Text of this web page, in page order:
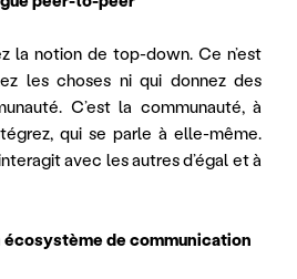
la notion de top-down. Ce n’est
les choses ni qui donnez des
C’est la communauté, à
qui se parle à elle-même.
avec les autres d’égal et à
écosystème de communication